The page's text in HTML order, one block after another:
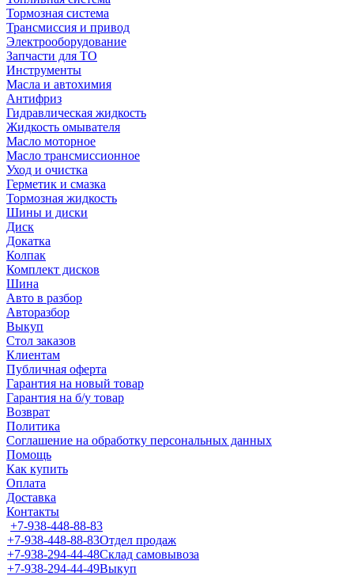
Тормозная система
Трансмиссия и привод
Электрооборудование
Запчасти для ТО
Инструменты
Масла и автохимия
Антифриз
Гидравлическая жидкость
Жидкость омывателя
Масло моторное
Масло трансмиссионное
Уход и очистка
Герметик и смазка
Тормозная жидкость
Шины и диски
Диск
Докатка
Колпак
Комплект дисков
Шина
Авто в разбор
Авторазбор
Выкуп
Стол заказов
Клиентам
Публичная оферта
Гарантия на новый товар
Гарантия на б/у товар
Возврат
Политика
Соглашение на обработку персональных данных
Помощь
Как купить
Оплата
Доставка
Контакты
+7-938-448-88-83
+7-938-448-88-83Отдел продаж
+7-938-294-44-48Склад самовывоза
+7-938-294-44-49Выкуп